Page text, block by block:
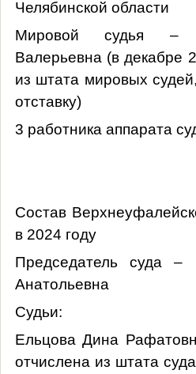
Челябинской области
Мировой судья –
Валерьевна (в декабре
из штата мировых
отставку)
3 работника аппарата
Состав
в 2024 году
Председатель суда
Анатольевна
Судьи:
Ельцова Дина
отчислена из штата